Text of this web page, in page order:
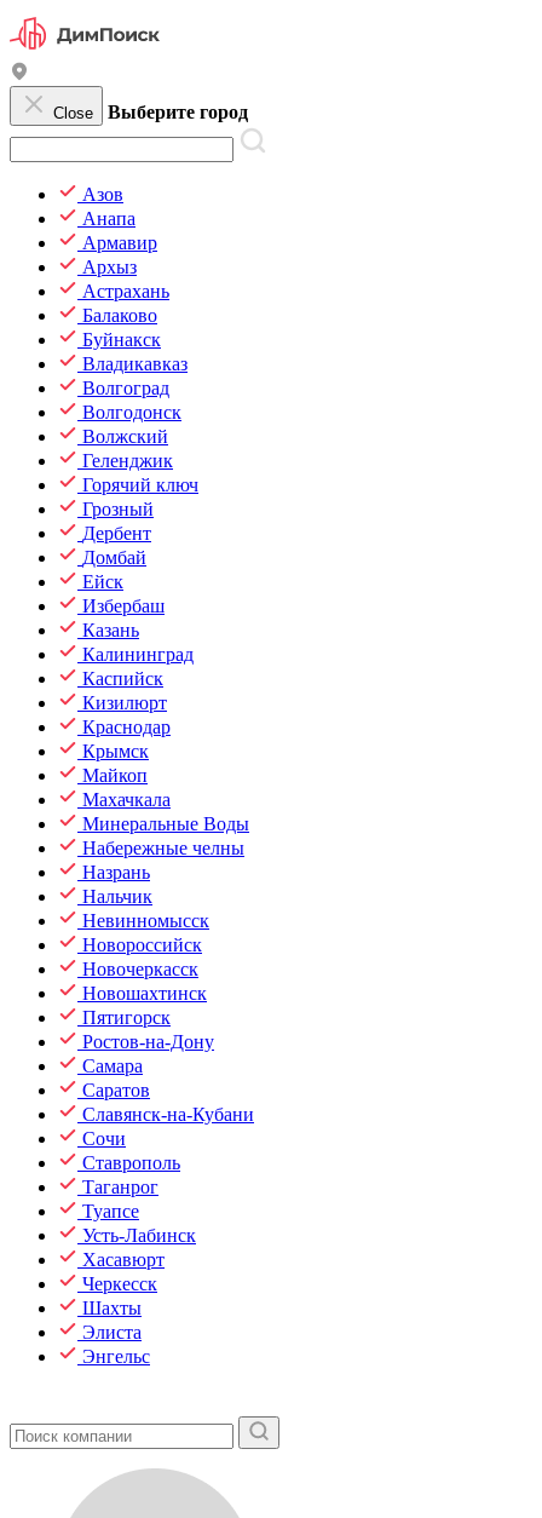
Close Выберите город
Азов
Анапа
Армавир
Архыз
Астрахань
Балаково
Буйнакск
Владикавказ
Волгоград
Волгодонск
Волжский
Геленджик
Горячий ключ
Грозный
Дербент
Домбай
Ейск
Избербаш
Казань
Калининград
Каспийск
Кизилюрт
Краснодар
Крымск
Майкоп
Махачкала
Минеральные Воды
Набережные челны
Назрань
Нальчик
Невинномысск
Новороссийск
Новочеркасск
Новошахтинск
Пятигорск
Ростов-на-Дону
Самара
Саратов
Славянск-на-Кубани
Сочи
Ставрополь
Таганрог
Туапсе
Усть-Лабинск
Хасавюрт
Черкесск
Шахты
Элиста
Энгельс